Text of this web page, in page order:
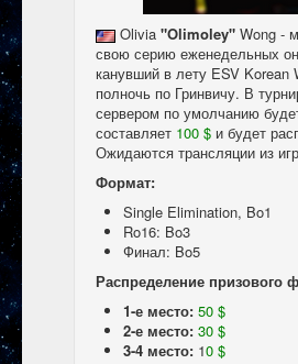
Olivia "Olimoley" Wong -
свою серию еженедельных
канувший в лету ESV
полночь по Гринвичу. В
сервером по умолчанию
составляет 100 $ и будет
Ожидаются трансляции из
Формат:
Single Elimination, Bo1
Ro16: Bo3
Финал: Bo5
Распределение призового
1-е место: 50 $
2-е место: 30 $
3-4 место: 10 $